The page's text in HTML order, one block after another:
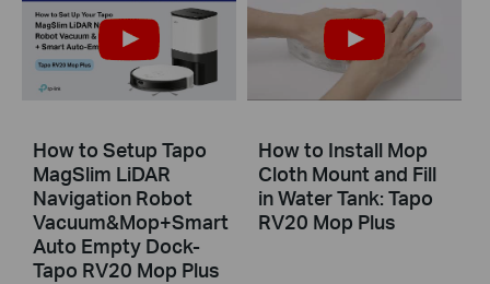
How to Setup Tapo
MagSlim LiDAR
Navigation Robot
Vacuum&Mop+Smart
Auto Empty Dock-
Tapo RV20 Mop Plus
How to Install Mop
Cloth Mount and Fill
in Water Tank: Tapo
RV20 Mop Plus